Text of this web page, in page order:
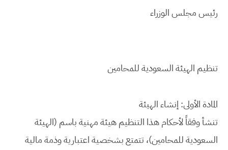
رئيس مجلس الوزراء
تنظيم الهيئة السعودية للمحامين
المادة الأولى: إنشاء الهيئة
تنشأ وفقاً لأحكام هذا التنظيم هيئة مهنية باسم (الهيئة
السعودية للمحامين)، تتمتع بشخصية اعتبارية وذمة مالية